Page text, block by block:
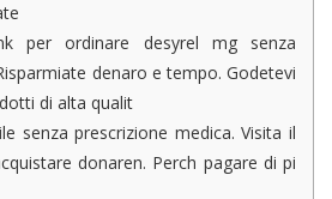
per ordinare desyrel mg senza
denaro e tempo. Godetevi
di alta qualit
senza prescrizione medica. Visita il
donaren. Perch pagare di pi